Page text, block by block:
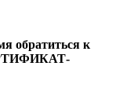
обратиться к